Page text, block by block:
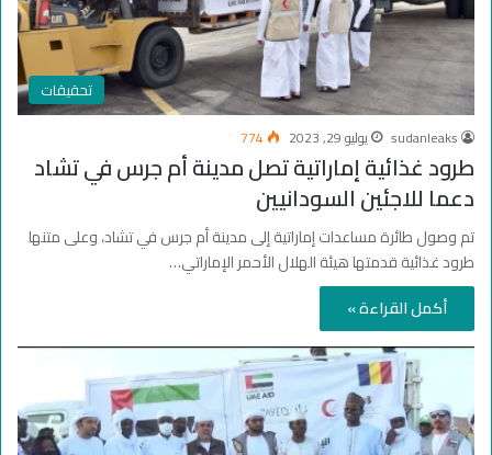
تحقيقات
sudanleaks يوليو 29, 2023 774
طرود غذائية إماراتية تصل مدينة أم جرس في تشاد
دعما للاجئين السودانيين
تم وصول طائرة مساعدات إماراتية إلى مدينة أم جرس في تشاد، وعلى متنها
طرود غذائية قدمتها هيئة الهلال الأحمر الإماراتي…
أكمل القراءة »